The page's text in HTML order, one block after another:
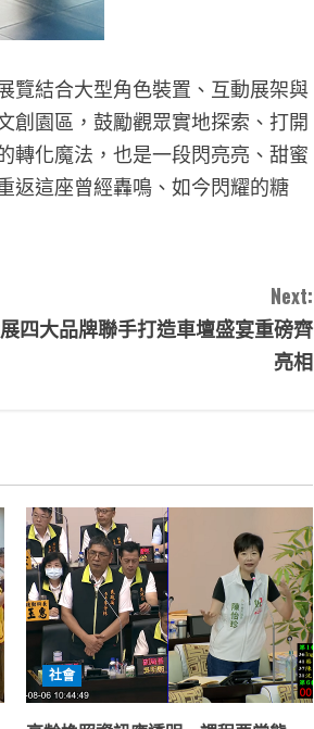
覽結合大型角色裝置、互動展架與
創園區，鼓勵觀眾實地探索、打開
轉化魔法，也是一段閃亮亮、甜蜜
返這座曾經轟鳴、如今閃耀的糖
Next:
四大品牌聯手打造車壇盛宴重磅齊
亮相
社會